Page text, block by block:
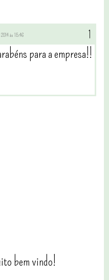
2014 às 15:46
para a empresa!!
bem vindo!